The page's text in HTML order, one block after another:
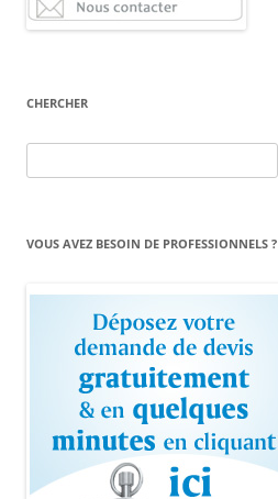
CHERCHER
VOUS AVEZ BESOIN DE PROFESSIONNELS ?